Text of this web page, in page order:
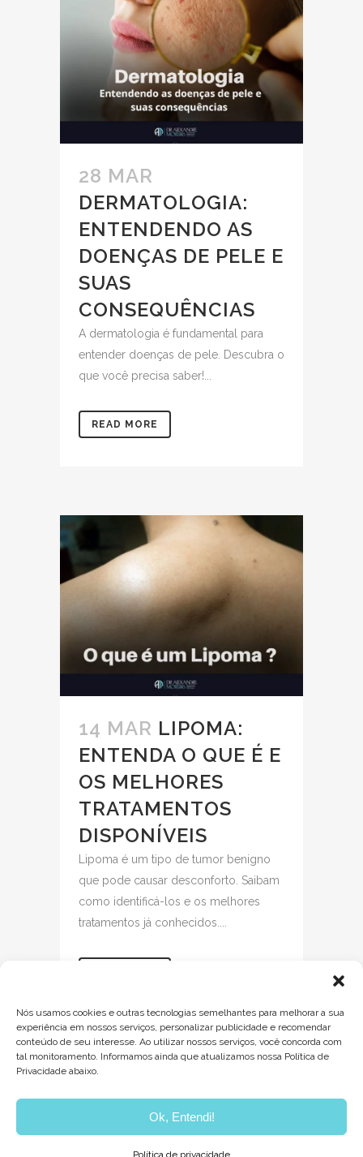
Nós usamos cookies e outras tecnologias semelhantes para melhorar a sua
experiência em nossos serviços, personalizar publicidade e recomendar
conteúdo de seu interesse. Ao utilizar nossos serviços, você concorda com
tal monitoramento. Informamos ainda que atualizamos nossa Política de
Privacidade abaixo.
Ok, Entendi!
Política de privacidade
28 MAR
DERMATOLOGIA:
ENTENDENDO AS
DOENÇAS DE PELE E
SUAS
CONSEQUÊNCIAS
A dermatologia é fundamental para
entender doenças de pele. Descubra o
que você precisa saber!...
READ MORE
14 MAR LIPOMA:
ENTENDA O QUE É E
OS MELHORES
TRATAMENTOS
DISPONÍVEIS
Lipoma é um tipo de tumor benigno
que pode causar desconforto. Saibam
como identificá-los e os melhores
tratamentos já conhecidos....